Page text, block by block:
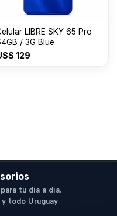
LIBRE SKY 65 Pro
/ 3G Blue
129
tu dia a dia.
todo Uruguay